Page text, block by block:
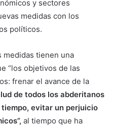
y sectores
medidas con los
políticos.
medidas tienen una
“los objetivos de las
frenar el avance de la
de todos los abderitanos
evitar un perjuicio
al tiempo que ha